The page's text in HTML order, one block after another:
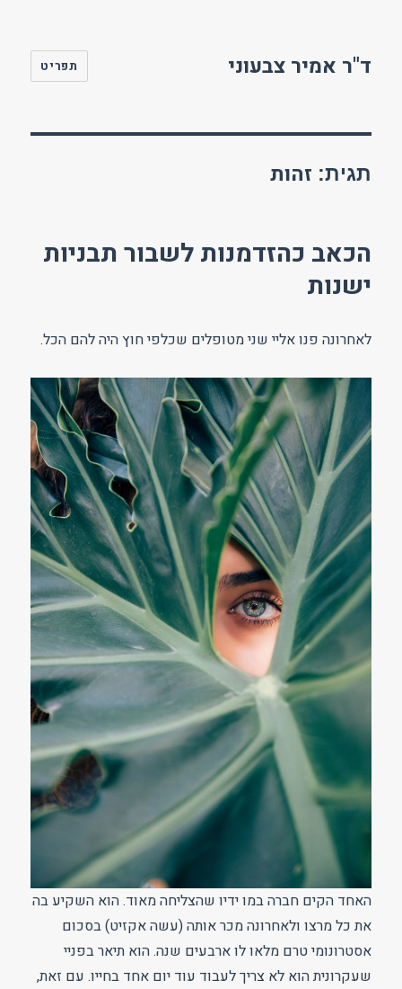
ד"ר אמיר צבעוני תפריט
תגית: זהות
הכאב כהזדמנות לשבור תבניות
ישנות
לאחרונה פנו אליי שני מטופלים שכלפי חוץ היה להם הכל.
האחד הקים חברה במו ידיו שהצליחה מאוד. הוא השקיע בה
את כל מרצו ולאחרונה מכר אותה (עשה אקזיט) בסכום
אסטרונומי טרם מלאו לו ארבעים שנה. הוא תיאר בפניי
שעקרונית הוא לא צריך לעבוד עוד יום אחד בחייו. עם זאת,